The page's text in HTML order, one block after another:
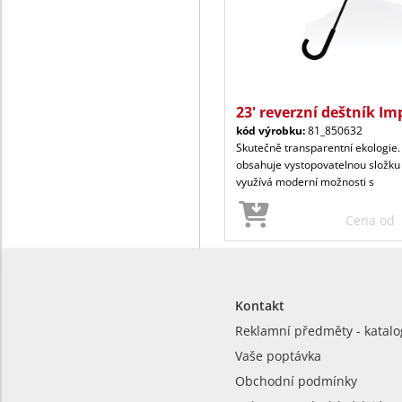
23' reverzní deštník
kód výrobku:81_850632
Skutečně transparentní
obsahuje vystopovatelnou
využívá moderní možnosti s
Cena od
Kontakt
Reklamní předměty -
Vaše poptávka
Obchodní podmínky